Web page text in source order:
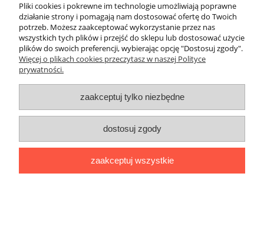
Omnires Contour bateria wannowa
wolnostojąca złoty szczotkowany
CT8033GLB
4 834,80 zł
do koszyka
Pliki cookies i pokrewne im technologie umożliwiają poprawne
działanie strony i pomagają nam dostosować ofertę do Twoich
potrzeb. Możesz zaakceptować wykorzystanie przez nas
wszystkich tych plików i przejść do sklepu lub dostosować użycie
plików do swoich preferencji, wybierając opcję "Dostosuj zgody".
Więcej o plikach cookies przeczytasz w naszej Polityce
prywatności.
zaakceptuj tylko niezbędne
dostosuj zgody
zaakceptuj wszystkie